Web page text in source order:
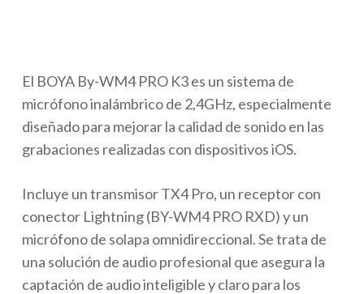
El BOYA By-WM4 PRO K3 es un sistema de
micrófono inalámbrico de 2,4GHz, especialmente
diseñado para mejorar la calidad de sonido en las
grabaciones realizadas con dispositivos iOS.
Incluye un transmisor TX4 Pro, un receptor con
conector Lightning (BY-WM4 PRO RXD) y un
micrófono de solapa omnidireccional. Se trata de
una solución de audio profesional que asegura la
captación de audio inteligible y claro para los